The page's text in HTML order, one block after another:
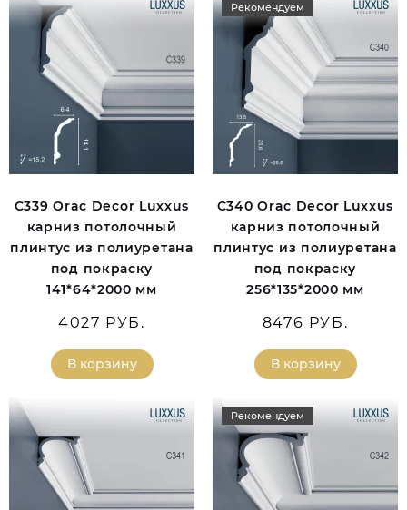
C339 Orac Decor Luxxus
карниз потолочный
плинтус из полиуретана
под покраску
141*64*2000 мм
4027 РУБ.
В корзину
Рекомендуем
C340 Orac Decor Luxxus
карниз потолочный
плинтус из полиуретана
под покраску
256*135*2000 мм
8476 РУБ.
В корзину
Рекомендуем